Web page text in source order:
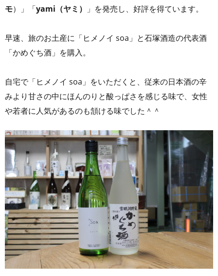
モ）」「yami（ヤミ） 」を発売し、好評を得ています。
早速、旅のお土産に「ヒメノイ soa」と石塚酒造の代表酒
「かめぐち酒」を購入。
自宅で「ヒメノイ soa」をいただくと、従来の日本酒の辛
みより甘さの中にほんのりと酸っぱさを感じる味で、女性
や若者に人気があるのも頷ける味でした＾＾